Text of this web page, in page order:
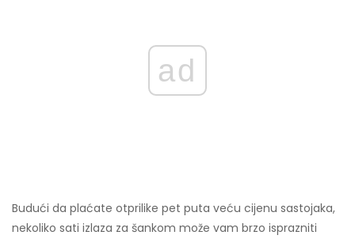
ad
Budući da plaćate otprilike pet puta veću cijenu sastojaka,
nekoliko sati izlaza za šankom može vam brzo isprazniti